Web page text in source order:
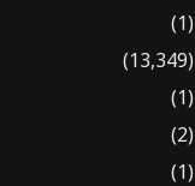
(1)
(13,349)
(1)
(2)
(1)